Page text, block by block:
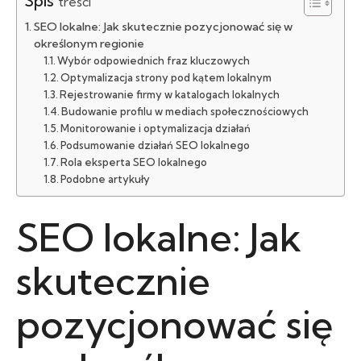
SEO lokalne: Jak skutecznie pozycjonować się w
określonym regionie
Wybór odpowiednich fraz kluczowych
Optymalizacja strony pod kątem lokalnym
Rejestrowanie firmy w katalogach lokalnych
Budowanie profilu w mediach społecznościowych
Monitorowanie i optymalizacja działań
Podsumowanie działań SEO lokalnego
Rola eksperta SEO lokalnego
Podobne artykuły
SEO lokalne: Jak
skutecznie
pozycjonować się